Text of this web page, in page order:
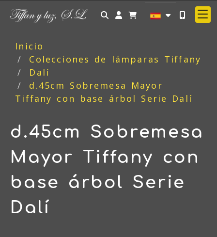
Identifícate
Inicio
Colecciones de lámparas Tiffany
Dalí
d.45cm Sobremesa Mayor
Tiffany con base árbol Serie Dalí
d.45cm Sobremesa
Mayor Tiffany con
base árbol Serie
Dalí